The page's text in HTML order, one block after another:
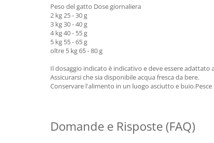
Peso del gatto Dose giornaliera
2 kg 25 - 30 g
3 kg 30 - 40 g
4 kg 40 - 55 g
5 kg 55 - 65 g
oltre 5 kg 65 - 80 g
Il dosaggio indicato è indicativo e deve essere
Assicurarsi che sia disponibile acqua fresca da bere.
Conservare l'alimento in un luogo asciutto e buio.Pesce
Domande e Risposte (FAQ)